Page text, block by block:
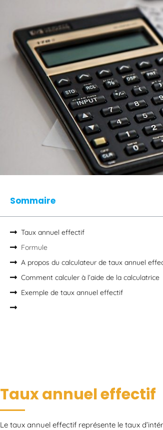
Sommaire
Taux annuel effectif
Formule
A propos du calculateur de taux annuel
Comment calculer à l’aide de la calculatrice
Exemple de taux annuel effectif
Taux annuel effectif
Le taux annuel effectif représente le taux